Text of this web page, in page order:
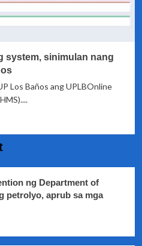
system, sinimulan nang
Los Baños ang UPLBOnline
ng Department of
petrolyo, aprub sa mga